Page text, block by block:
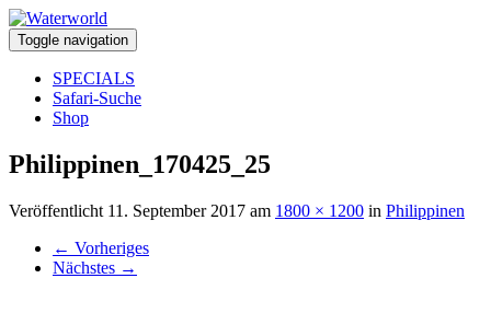
Toggle navigation
SPECIALS
Safari-Suche
Shop
Philippinen_170425_25
Veröffentlicht 11. September 2017 am 1800 × 1200 in Philippinen
← Vorheriges
Nächstes →